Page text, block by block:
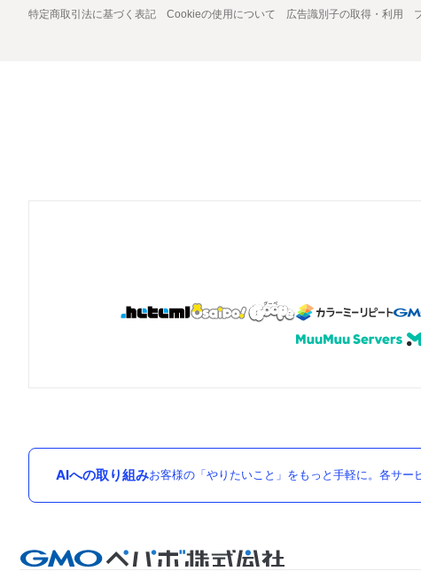
特定商取引法に基づく表記 Cookieの使用について 広告識別子の取得・利用
AIへの取り組みお客様の「やりたいこと」をもっと手軽に。各サー